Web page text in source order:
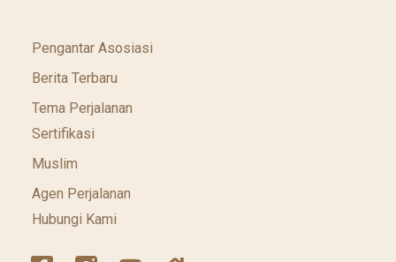
Pengantar Asosiasi
Berita Terbaru
Tema Perjalanan
Sertifikasi
Muslim
Agen Perjalanan
Hubungi Kami